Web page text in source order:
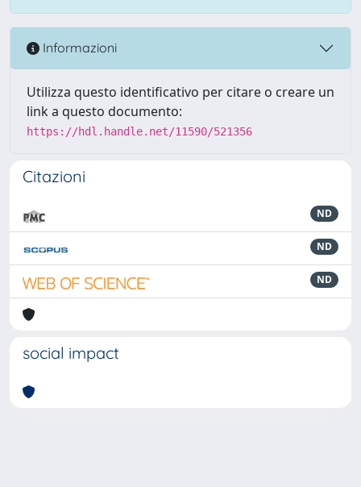
Informazioni
Utilizza questo identificativo per citare o creare un
link a questo documento:
https://hdl.handle.net/11590/521356
Citazioni
ND
ND
ND
social impact